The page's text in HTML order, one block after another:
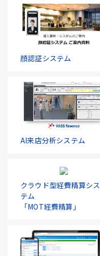
顔認証システム
AI来店分析システム
クラウド型経費精算シス
テム
「MOT経費精算」